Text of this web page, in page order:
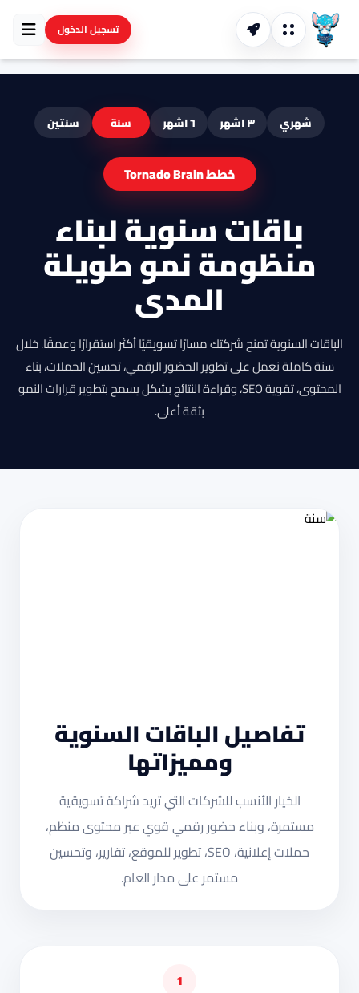
تسجيل الدخول
شهري ٣ اشهر ٦ اشهر سنة سنتين
خطط Tornado Brain
باقات سنوية لبناء
منظومة نمو طويلة
المدى
الباقات السنوية تمنح شركتك مسارًا تسويقيًا أكثر استقرارًا وعمقًا. خلال
سنة كاملة نعمل على تطوير الحضور الرقمي، تحسين الحملات، بناء
المحتوى، تقوية SEO، وقراءة النتائج بشكل يسمح بتطوير قرارات النمو
بثقة أعلى.
تفاصيل الباقات السنوية
ومميزاتها
الخيار الأنسب للشركات التي تريد شراكة تسويقية
مستمرة، وبناء حضور رقمي قوي عبر محتوى منظم،
حملات إعلانية، SEO، تطوير للموقع، تقارير، وتحسين
مستمر على مدار العام.
1